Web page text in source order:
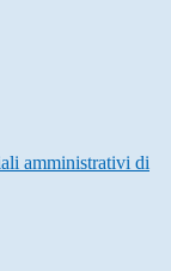
amministrativi di